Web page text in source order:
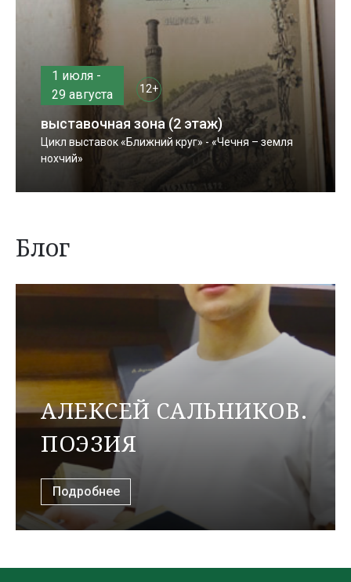
1 июля -
29 августа
12+
выставочная зона (2 этаж)
Цикл выставок «Ближний круг» - «Чечня – земля
нохчий»
Блог
АЛЕКСЕЙ САЛЬНИКОВ.
ПОЭЗИЯ
Подробнее